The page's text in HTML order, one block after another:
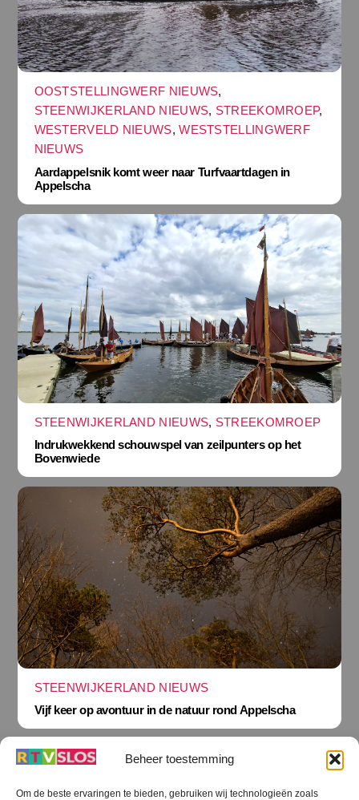
Beheer toestemming
Om de beste ervaringen te bieden, gebruiken wij technologieën zoals
OOSTSTELLINGWERF NIEUWS,
STEENWIJKERLAND NIEUWS, STREEKOMROEP,
WESTERVELD NIEUWS,WESTSTELLINGWERF
NIEUWS
Aardappelsnik komt weer naar Turfvaartdagen in
Appelscha
STEENWIJKERLAND NIEUWS, STREEKOMROEP
Indrukwekkend schouwspel van zeilpunters op het
Bovenwiede
STEENWIJKERLAND NIEUWS
Vijf keer op avontuur in de natuur rond Appelscha